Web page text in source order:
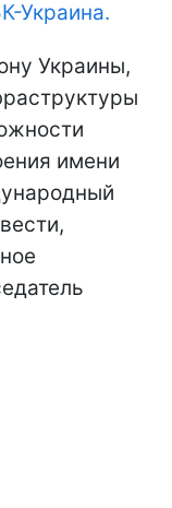
Украина.
Украины,
имени